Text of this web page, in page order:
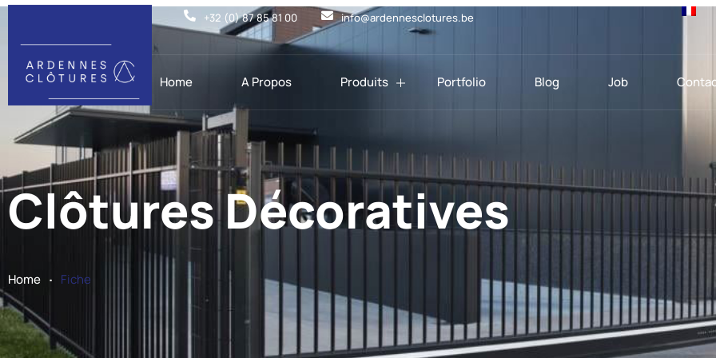
+32 (0) 87 85 81 00 info@ardennesclotures.be
Home A Propos Produits Portfolio Blog Job
Clôtures Décoratives
Home . Fiche